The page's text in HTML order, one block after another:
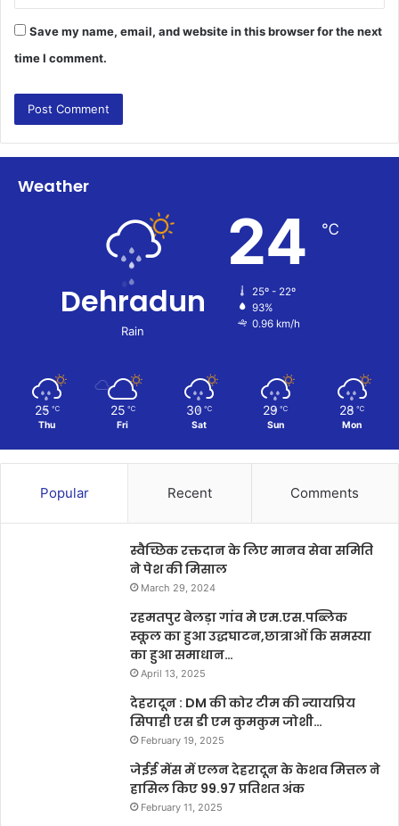
Save my name, email, and website in this browser for the next
time I comment.
Weather
Dehradun
Rain
24 ℃
25º - 22º
93%
0.96 km/h
25 ℃
Thu
25 ℃
Fri
30 ℃
Sat
29 ℃
Sun
28 ℃
Mon
Popular Recent Comments
स्वैच्छिक रक्तदान के लिए मानव सेवा समिति
ने पेश की मिसाल
March 29, 2024
रहमतपुर बेलड़ा गांव मे एम.एस.पब्लिक
स्कूल का हुआ उद्धघाटन,छात्राओं कि समस्या
का हुआ समाधान…
April 13, 2025
देहरादून : DM की कोर टीम की न्यायप्रिय
सिपाही एस डी एम कुमकुम जोशी…
February 19, 2025
जेईई मेंस में एलन देहरादून के केशव मित्तल ने
हासिल किए 99.97 प्रतिशत अंक
February 11, 2025